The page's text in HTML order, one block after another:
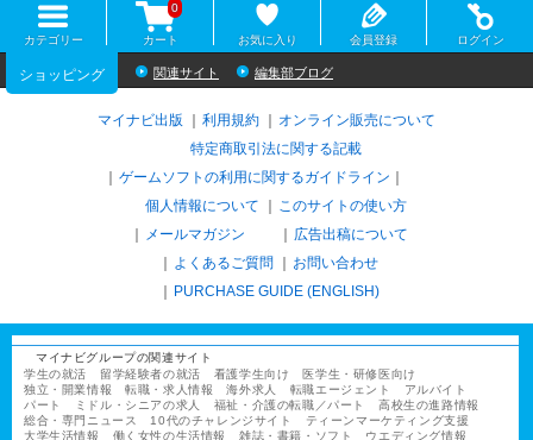
カテゴリー カート
0
お気に入り 会員登録 ログイン
ショッピング 関連サイト 編集部ブログ
マイナビ出版 利用規約
オンライン販売について
特定商取引法に関する記載
ゲームソフトの利用に関するガイドライン
個人情報について
このサイトの使い方
メールマガジン
広告出稿について
よくあるご質問
お問い合わせ
PURCHASE GUIDE (ENGLISH)
マイナビグループの関連サイト
学生の就活
留学経験者の就活 看護学生向け
医学生・研修医向け
独立・開業情報
転職・求人情報 海外求人 転職エージェント
アルバイト
パート
ミドル・シニアの求人 福祉・介護の転職／パート
高校生の進路情報
総合・専門ニュース
10代のチャレンジサイト
ティーンマーケティング支援
大学生活情報
働く女性の生活情報 雑誌・書籍・ソフト ウエディング情報